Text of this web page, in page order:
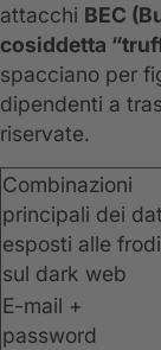
attacchi BEC
cosiddetta
spacciano per
dipendenti a
riservate.
Combinazioni
principali dei
esposti alle frodi
sul dark web
E-mail +
password